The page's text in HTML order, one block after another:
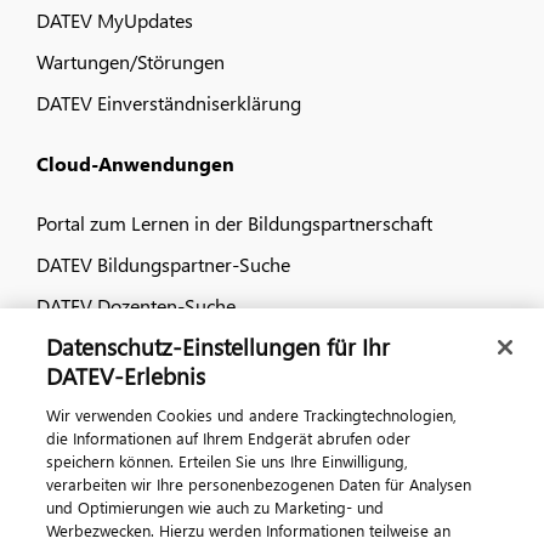
DATEV MyUpdates
Wartungen/Störungen
DATEV Einverständniserklärung
Cloud-Anwendungen
Portal zum Lernen in der Bildungspartnerschaft
DATEV Bildungspartner-Suche
DATEV Dozenten-Suche
Dialog & Medien
Veranstaltungen
DATEV magazin
DATEV-Community
Datenschutz-Einstellungen für Ihr
DATEV-Erlebnis
Wir verwenden Cookies und andere Trackingtechnologien,
die Informationen auf Ihrem Endgerät abrufen oder
speichern können. Erteilen Sie uns Ihre Einwilligung,
verarbeiten wir Ihre personenbezogenen Daten für Analysen
und Optimierungen wie auch zu Marketing- und
Werbezwecken. Hierzu werden Informationen teilweise an